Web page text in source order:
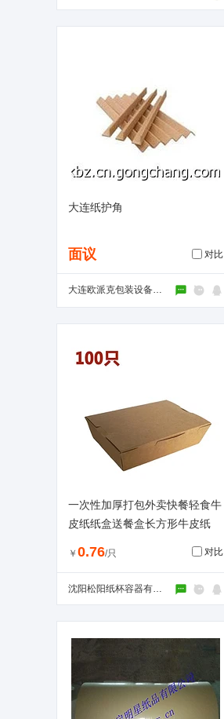
大连纸护角
面议 对比
大连欧派克包装设备有限公司
一次性加厚打包外卖快餐轻食牛
皮纸纸盒送餐盒长方形牛皮纸
￥ 0.76/只 对比
沈阳松阳纸杯容器有限公司